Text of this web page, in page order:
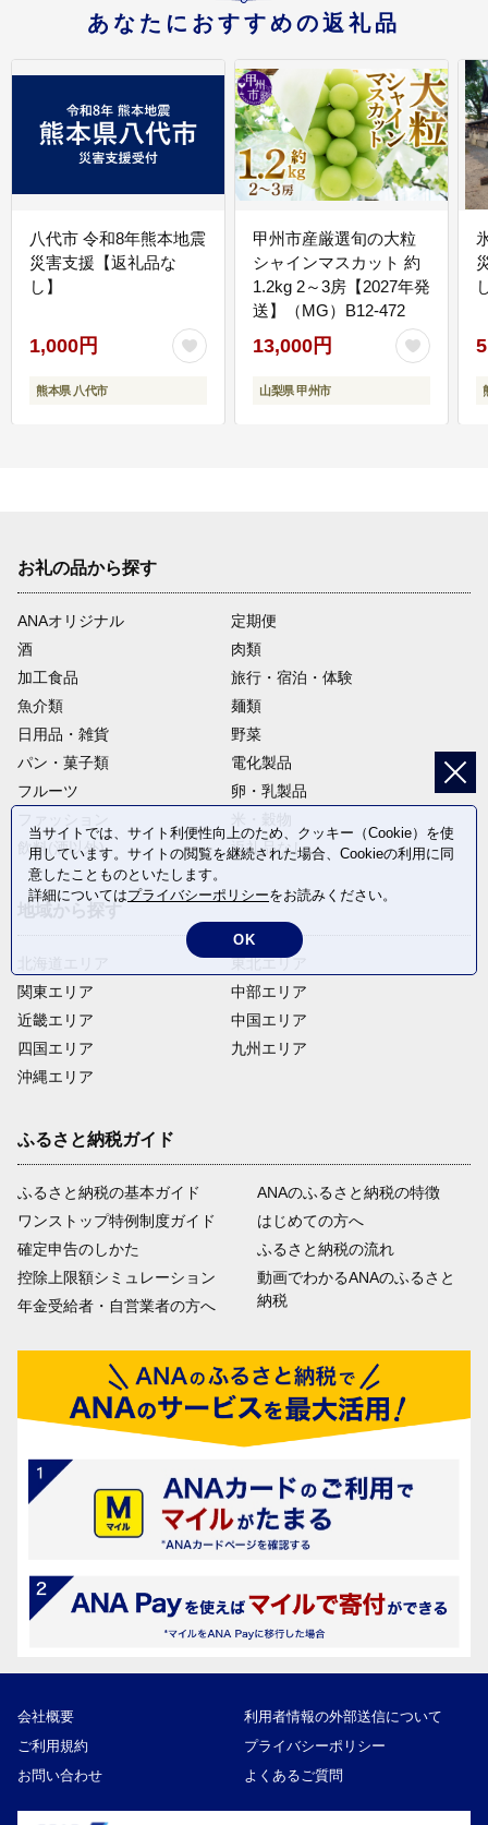
あなたにおすすめの返礼品
八代市 令和8年熊本地震
災害支援【返礼品な
し】
1,000円
熊本県 八代市
甲州市産厳選旬の大粒
シャインマスカット 約
1.2kg 2～3房【2027年発
送】（MG）B12-472
13,000円
山梨県 甲州市
お礼の品から探す
ANAオリジナル
定期便
酒
肉類
加工食品
旅行・宿泊・体験
魚介類
麺類
日用品・雑貨
野菜
パン・菓子類
電化製品
フルーツ
卵・乳製品
飲料(酒以外)
返礼品なし
関東エリア
近畿エリア
四国エリア
沖縄エリア
東北エリア
中部エリア
中国エリア
九州エリア
ふるさと納税ガイド
ふるさと納税の基本ガイド
ワンストップ特例制度ガイド
確定申告のしかた
控除上限額シミュレーション
年金受給者・自営業者の方へ
ANAのふるさと納税の特徴
はじめての方へ
ふるさと納税の流れ
動画でわかるANAのふるさと
納税
会社概要
利用者情報の外部送信について
ご利用規約
プライバシーポリシー
お問い合わせ
よくあるご質問
当サイトでは、サイト利便性向上のため、クッキー（Cookie）を使
用しています。サイトの閲覧を継続された場合、Cookieの利用に同
意したことものといたします。
詳細についてはプライバシーポリシーをお読みください。
OK